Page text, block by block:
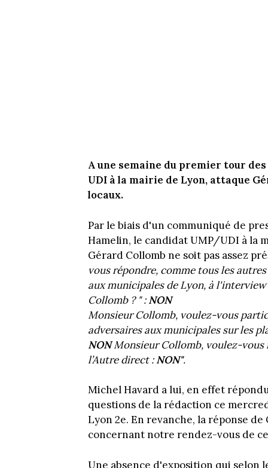
A une semaine du premier tour
UDI à la mairie de Lyon, attaque
locaux.
Par le biais d'un communiqué de
Hamelin, le candidat UMP/UDI à la
Gérard Collomb ne soit pas assez
vous répondre, comme tous les
aux municipales de Lyon, à
Collomb ? " :NON
Monsieur Collomb, voulez-vous
adversaires aux municipales sur les
NONMonsieur Collomb, voulez-vous
l’Autre direct :NON".
Michel Havard a lui, en effet
questions de la rédaction ce
Lyon 2e. En revanche, la réponse
concernant notre rendez-vous de
Une absence d'exposition qui selon